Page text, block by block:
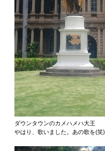
ダウンタウンのカメハメハ大王
やはり、歌いました。あの歌を(笑)